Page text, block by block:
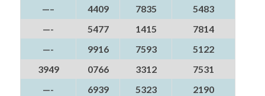
—–
4409 7835
5483
—-
5477 1415
7814
—-
9916 7593
5122
3949
0766 3312
7531
—-
6939 5323
2190